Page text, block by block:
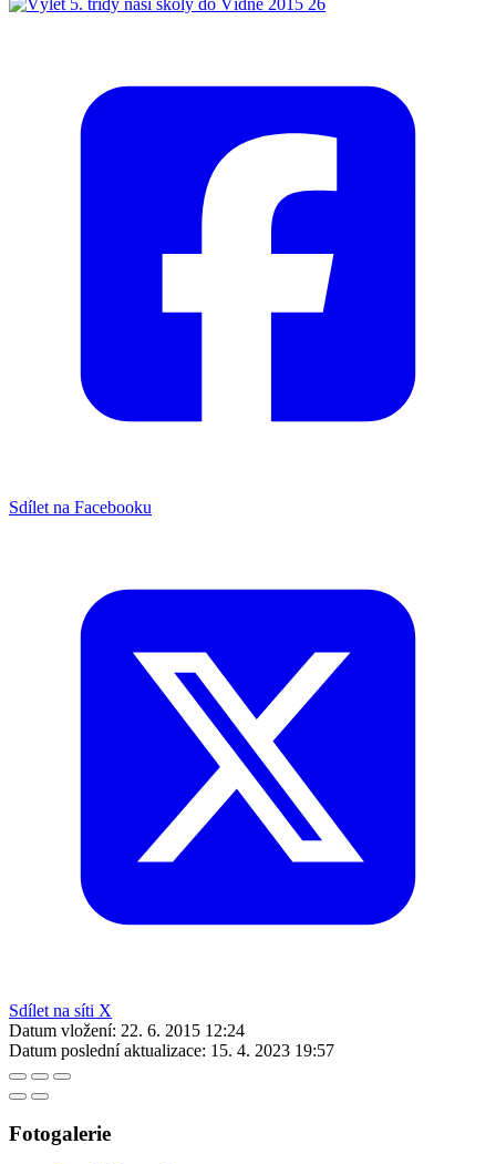
Sdílet na Facebooku
Sdílet na síti X
Datum vložení: 22. 6. 2015 12:24
Datum poslední aktualizace: 15. 4. 2023 19:57
Fotogalerie